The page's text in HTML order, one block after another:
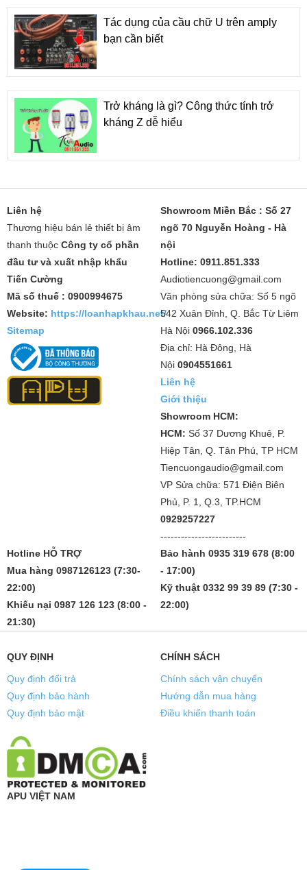
Tác dụng của cầu chữ U trên amply
bạn cần biết
Trở kháng là gì? Công thức tính trở
kháng Z dễ hiểu
Liên hệ
Thương hiệu bán lẻ thiết bị âm
thanh thuộc Công ty cổ phần
đầu tư và xuất nhập khẩu
Tiến Cường
Mã số thuế : 0900994675
Website: https://loanhapkhau.net/
Sitemap
Showroom Miền Bắc : Số 27
ngõ 70 Nguyễn Hoàng - Hà
nội
Hotline: 0911.851.333
Audiotiencuong@gmail.com
Văn phòng sửa chữa: Số 5 ngõ
542 Xuân Đỉnh, Q. Bắc Từ Liêm
Hà Nội 0966.102.336
Địa chỉ: Hà Đông, Hà
Nội 0904551661
Liên hệ
Giới thiệu
Showroom HCM:
HCM: Số 37 Dương Khuê, P.
Hiệp Tân, Q. Tân Phú, TP HCM
Tiencuongaudio@gmail.com
VP Sửa chữa: 571 Điện Biên
Phủ, P. 1, Q.3, TP.HCM
0929257227
-------------------------
Hotline HỖ TRỢ
Mua hàng 0987126123 (7:30-
22:00)
Khiếu nại 0987 126 123 (8:00 -
21:30)
Bảo hành 0935 319 678 (8:00
- 17:00)
Kỹ thuật 0332 99 39 89 (7:30 -
22:00)
QUY ĐỊNH
Quy định đổi trả
Quy định bảo hành
Quy định bảo mật
CHÍNH SÁCH
Chính sách vận chuyển
Hướng dẫn mua hàng
Điều khiển thanh toán
APU VIỆT NAM